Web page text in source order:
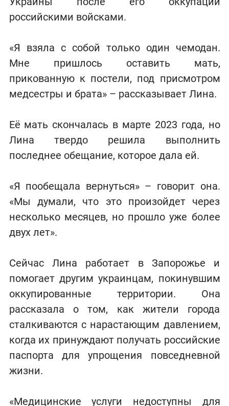
российскими войсками.
«Я взяла с собой только один чемодан.
Мне пришлось оставить мать,
прикованную к постели, под присмотром
медсестры и брата» – рассказывает Лина.
Её мать скончалась в марте 2023 года, но
Лина твердо решила выполнить
последнее обещание, которое дала ей.
«Я пообещала вернуться» – говорит она.
«Мы думали, что это произойдет через
несколько месяцев, но прошло уже более
двух лет».
Сейчас Лина работает в Запорожье и
помогает другим украинцам, покинувшим
оккупированные территории. Она
рассказала о том, как жители города
сталкиваются с нарастающим давлением,
когда их принуждают получать российские
паспорта для упрощения повседневной
жизни.
«Медицинские услуги недоступны для